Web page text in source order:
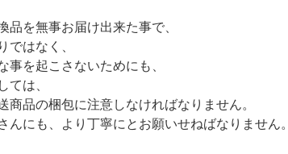
品を無事お届け出来た事で、
ではなく、
事を起こさないためにも、
ては、
商品の梱包に注意しなければなりません。
んにも、より丁寧にとお願いせねばなりません。